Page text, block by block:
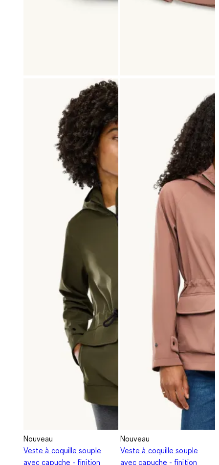
Nouveau
Veste à coquille souple
avec capuche - finition
Nouveau
Veste à coquille souple
avec capuche - finition